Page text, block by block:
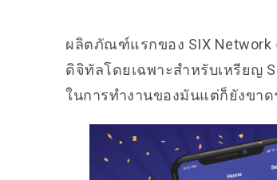
ผลิตภัณฑ์แรกของ SIX Network
ดิจิทัลโดยเฉพาะสำหรับเหรียญ
ในการทำงานของมันแต่ก็ยังขา